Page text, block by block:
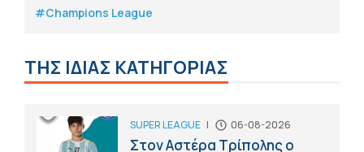
#Champions League
ΤΗΣ ΙΔΙΑΣ ΚΑΤΗΓΟΡΙΑΣ
SUPER LEAGUE | 06-08-2026
Στον Αστέρα Τρίπολης ο